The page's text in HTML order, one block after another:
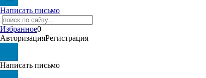
Написать письмо
Избранное0
АвторизацияРегистрация
Написать письмо